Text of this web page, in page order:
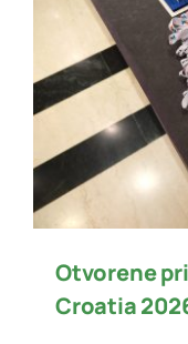
Otvorene
Croatia